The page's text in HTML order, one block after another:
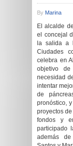
By Marina
El alcalde
el concejal
la salida a
Ciudades
celebra en
objetivo
necesidad
intentar
de
pronóstico,
proyectos
fondos y
participado
además